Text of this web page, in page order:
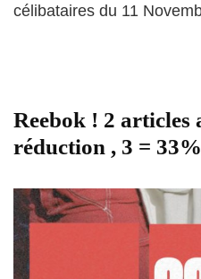
célibataires du 11
Reebok ! 2 articles
réduction , 3 =